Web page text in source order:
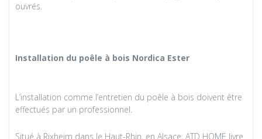
ouvrés.
Installation du poêle à bois Nordica Ester
L’installation comme l’entretien du poêle à bois doivent être
effectués par un professionnel.
Situé à Rixheim dans le Haut-Rhin, en Alsace, ATD HOME livre